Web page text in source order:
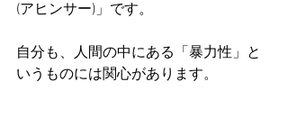
(アヒンサー)」です。
自分も、人間の中にある「暴力性」と
いうものには関心があります。